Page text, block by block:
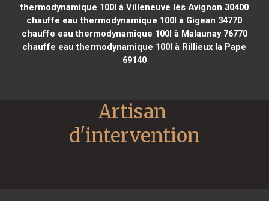
thermodynamique 100l à Villeneuve lès Avignon 30400
chauffe eau thermodynamique 100l à Gigean 34770
chauffe eau thermodynamique 100l à Malaunay 76770
chauffe eau thermodynamique 100l à Rillieux la Pape
69140
Artisan
d'intervention